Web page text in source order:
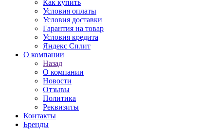
Как купить
Условия оплаты
Условия доставки
Гарантия на товар
Условия кредита
Яндекс Сплит
О компании
Назад
О компании
Новости
Отзывы
Политика
Реквизиты
Контакты
Бренды